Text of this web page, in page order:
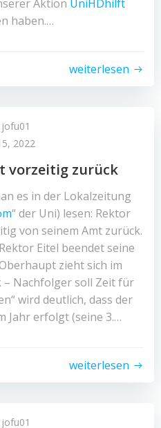
Aktion UniHDhilft
haben.…
weiterlesen
jofu01
2022
vorzeitig zurück
es in der Lokalzeitung
“ der Uni) lesen: Rektor
von seinem Amt zurück.
Eitel beendet seine
zieht sich im
– Nachfolger soll Zeit für
wird deutlich, dass der
Jahr erfolgt (seine 3.…
weiterlesen
jofu01